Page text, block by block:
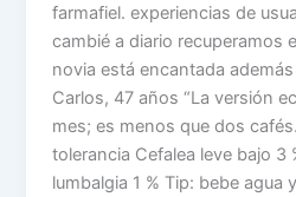
farmafiel. experiencias de
cambié a diario recuperamos
novia está encantada
Carlos, 47 años “La versión
mes; es menos que dos
tolerancia Cefalea leve bajo 3
lumbalgia 1 % Tip: bebe agua